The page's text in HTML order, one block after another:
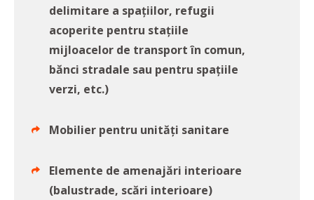
delimitare a spațiilor, refugii
acoperite pentru stațiile
mijloacelor de transport în comun,
bănci stradale sau pentru spațiile
verzi, etc.)
Mobilier pentru unități sanitare
Elemente de amenajări interioare
(balustrade, scări interioare)